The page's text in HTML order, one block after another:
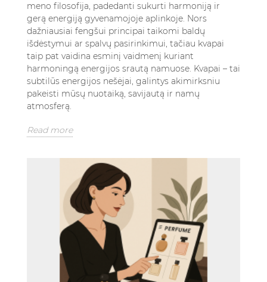
meno filosofija, padedanti sukurti harmoniją ir
gerą energiją gyvenamojoje aplinkoje. Nors
dažniausiai fengšui principai taikomi baldų
išdėstymui ar spalvų pasirinkimui, tačiau kvapai
taip pat vaidina esminį vaidmenį kuriant
harmoningą energijos srautą namuose. Kvapai – tai
subtilūs energijos nešėjai, galintys akimirksniu
pakeisti mūsų nuotaiką, savijautą ir namų
atmosferą.
Read more